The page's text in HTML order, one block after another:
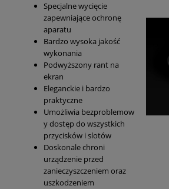
Specjalne wycięcie
zapewniające ochronę
aparatu
Bardzo wysoka jakość
wykonania
Podwyższony rant na
ekran
Eleganckie i bardzo
praktyczne
Umożliwia bezproblemow
y dostęp do wszystkich
przycisków i slotów
Doskonale chroni
urządzenie przed
zanieczyszczeniem oraz
uszkodzeniem